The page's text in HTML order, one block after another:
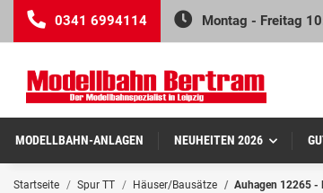
0341 6994114 Montag - Freitag
MODELLBAHN-ANLAGEN NEUHEITEN 2026
Startseite Spur TT Häuser/Bausätze Auhagen 12265 -